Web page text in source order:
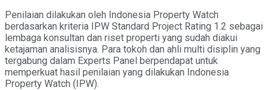
Penilaian dilakukan oleh Indonesia Property Watch
berdasarkan kriteria IPW Standard Project Rating 1.2 sebagai
lembaga konsultan dan riset properti yang sudah diakui
ketajaman analisisnya. Para tokoh dan ahli multi disiplin yang
tergabung dalam Experts Panel berpendapat untuk
memperkuat hasil penilaian yang dilakukan Indonesia
Property Watch (IPW).